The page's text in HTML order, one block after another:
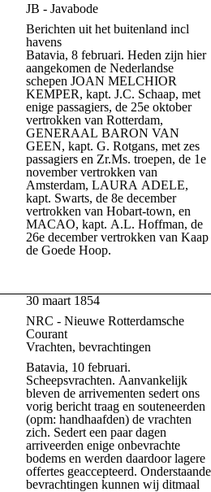
JB - Javabode
Berichten uit het buitenland incl
havens
Batavia, 8 februari. Heden zijn hier
aangekomen de Nederlandse
schepen JOAN MELCHIOR
KEMPER, kapt. J.C. Schaap, met
enige passagiers, de 25e oktober
vertrokken van Rotterdam,
GENERAAL BARON VAN
GEEN, kapt. G. Rotgans, met zes
passagiers en Zr.Ms. troepen, de 1e
november vertrokken van
Amsterdam, LAURA ADELE,
kapt. Swarts, de 8e december
vertrokken van Hobart-town, en
MACAO, kapt. A.L. Hoffman, de
26e december vertrokken van Kaap
de Goede Hoop.
30 maart 1854
NRC - Nieuwe Rotterdamsche
Courant
Vrachten, bevrachtingen
Batavia, 10 februari.
Scheepsvrachten. Aanvankelijk
bleven de arrivementen sedert ons
vorig bericht traag en souteneerden
(opm: handhaafden) de vrachten
zich. Sedert een paar dagen
arriveerden enige onbevrachte
bodems en werden daardoor lagere
offertes geaccepteerd. Onderstaande
bevrachtingen kunnen wij ditmaal